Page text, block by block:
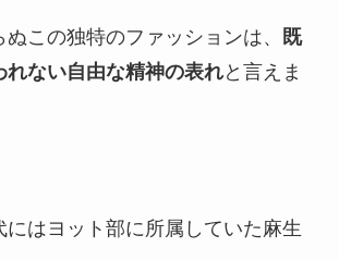
この独特のファッションは、
既
れない自由な精神の表れと言えま
にはヨット部に所属していた麻生